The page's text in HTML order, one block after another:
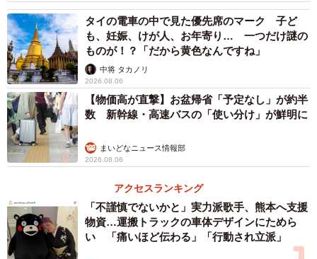
「手前味噌ですが、神がかり的配置です。使い心地は最高
ですね。逆に椅子の下にティッシュがないとイライラする
レベルです（笑）。会社の椅子にもつけたいんですが、椅
子の形が違うと全く使えないので、もっと汎用的にどんな
椅子にでも使えるような形状にできないかと考えている最
中です」
タイの電車の中で見た優先席のマーク 子ど
も、妊娠、けが人、お年寄り… 一つだけ謎の
ものが！？「だから黄色なんですね」
中将 タカノリ
2026.08.06
【物価高が直撃】お盆帰省「予定なし」が約半
数 新幹線・高速バスの「使い分け」が鮮明に
まいどなニュース情報部
2026.08.06
アクセスランキング
「不謹慎でないかと」実力派歌手、熊本へ支援
物資…運搬トラックの車体デザインにためら
い 「痛いほど伝わる」「行動され立派」